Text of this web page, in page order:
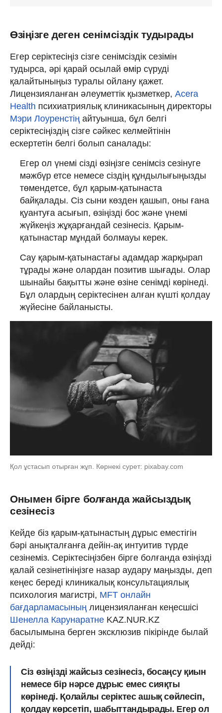
Өзіңізге деген сенімсіздік тудырады
Егер серіктесіңіз сізге сенімсіздік сезімін
тудырса, әрі қарай осылай өмір сүруді
қалайтыныңыз туралы ойлану қажет.
Лицензияланған әлеуметтік қызметкер, Acera
Health психиатриялық клиникасының директоры
Мэри Лоуренстің айтуынша, бұл белгі
серіктесіңіздің сізге сәйкес келмейтінін
ескертетін белгі болып саналады:
Егер ол үнемі сізді өзіңізге сенімсіз сезінуге
мәжбүр етсе немесе сіздің құндылығыңызды
төмендетсе, бұл қарым-қатынаста
байқалады. Сіз сыни көзден қашып, оны ғана
қуантуға асығып, өзіңізді бос және үнемі
жүйкеңіз жұқарғандай сезінесіз. Қарым-
қатынастар мұндай болмауы керек.
Сау қарым-қатынастағы адамдар жарқырап
тұрады және олардан позитив шығады. Олар
шынайы бақытты және өзіне сенімді көрінеді.
Бұл олардың серіктесінен алған күшті қолдау
жүйесіне байланысты.
Қол ұстасып отырған жұп. Көрнекі сурет: pixabay.com
Онымен бірге болғанда жайсыздық
сезінесіз
Кейде біз қарым-қатынастың дұрыс еместігін
бәрі анықталғанға дейін-ақ интуитив түрде
сезінеміз. Серіктесіңізбен бірге болғанда өзіңізді
қалай сезінетініңізге назар аудару маңызды, деп
кеңес береді клиникалық консультациялық
психология магистрі, MFT онлайн
бағдарламасының лицензияланған кеңесшісі
Шенелла Карунаратне KAZ.NUR.KZ
басылымына берген эксклюзив пікірінде былай
дейді:
Сіз өзіңізді жайсыз сезінесіз, босаңсу қиын
немесе бір нәрсе дұрыс емес сияқты
көрінеді. Қолайлы серіктес ашық сөйлесіп,
қолдау көрсетіп, шабыттандырады. Егер ол